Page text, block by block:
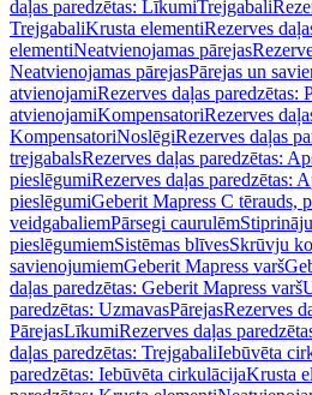
daļas paredzētas: LīkumiTrejgabali
TrejgabaliKrusta elementiRezerves
elementiNeatvienojamas pārejas
Neatvienojamas pārejasPārejas un
atvienojamiRezerves daļas paredzētas:
atvienojamiKompensatoriRezerves
KompensatoriNoslēgiRezerves daļas
trejgabalsRezerves daļas paredzētas:
pieslēgumiRezerves daļas paredzētas:
pieslēgumiGeberit Mapress C tērauds,
veidgabaliemPārsegi caurulēm
pieslēgumiemSistēmas blīvesSkrūvju
savienojumiemGeberit Mapress varš
daļas paredzētas: Geberit Mapress varš
paredzētas: UzmavasPārejasRezerves
PārejasLīkumiRezerves daļas
daļas paredzētas: TrejgabaliIebūvēta
paredzētas: Iebūvēta cirkulācijaKrusta